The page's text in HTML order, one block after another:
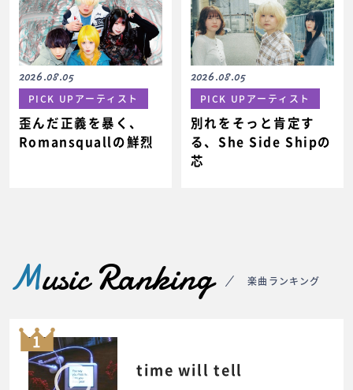
2026.08.05
PICK UPアーティスト
歪んだ正義を暴く、
Romansquallの鮮烈
2026.08.05
PICK UPアーティスト
別れをそっと肯定す
る、She Side Shipの
芯
Music Ranking 楽曲ランキング
1
time will tell